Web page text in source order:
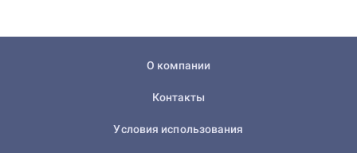
О компании
Контакты
Условия использования